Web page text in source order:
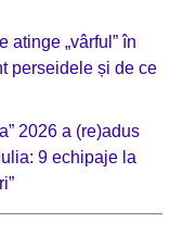
atinge „vârful” în
perseidele și de ce
2026 a (re)adus
9 echipaje la